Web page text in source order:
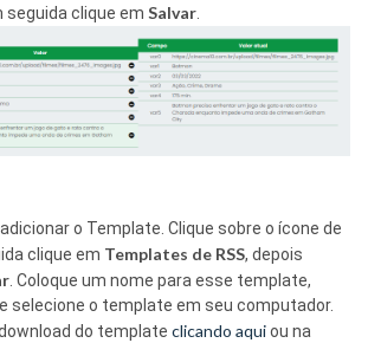
seguida clique em Salvar
o Template. Clique sobre o ícone de
clique em Templates de RSS, depois
. Coloque um nome para esse template,
selecione o template em seu computador.
do template clicando aquiou na